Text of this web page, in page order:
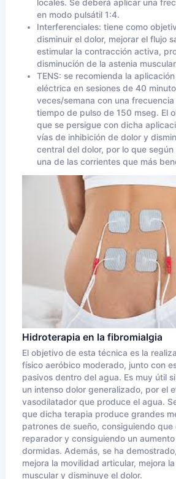
locales. Se deberá aplicar una
en modo pulsátil 1:4.
Interferenciales: tiene como
disminuir el dolor, mejorar el flujo
estimular la contracción activa,
disminución de la astenia
TENS: se recomienda la
eléctrica en sesiones de 40
veces/semana con una
tiempo de pulso de 150 mseg. El
que se persigue con dicha
vías de inhibición de dolor y
central del dolor, por lo que
una de las corrientes que más
Hidroterapia en la fibromialgia
El objetivo de esta técnica es la
físico aeróbico moderado, junto con
pasivos dentro del agua. Es muy útil
un intenso dolor generalizado, por el
vasodilatador que produce el agua.
que dicha terapia produce grandes
patrones de sueño, consiguiendo que
reparador y consiguiendo un
dormidas. Además, se ha
mejora la movilidad articular, mejora
muscular y disminuye el dolor.